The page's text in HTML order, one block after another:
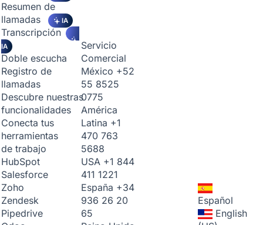
Resumen de
llamadas
IA
Transcripción
IA
Doble escucha
Registro de
llamadas
Descubre nuestras
funcionalidades
Conecta tus
herramientas
de trabajo
HubSpot
Salesforce
Zoho
Zendesk
Pipedrive
Servicio
Comercial
México +52
55 8525
0775
América
Latina +1
470 763
5688
USA +1 844
411 1221
España +34
936 26 20
65
Español
English